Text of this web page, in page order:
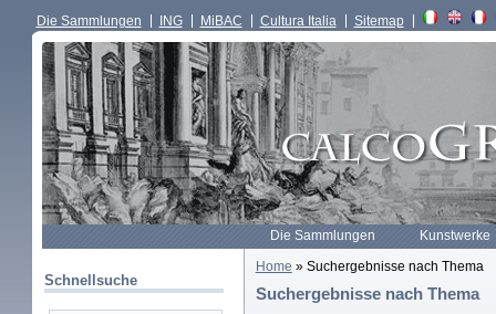
Die Sammlungen ING MiBAC Cultura Italia Sitemap
Die Sammlungen Kunstwerke
Schnellsuche
Home » Suchergebnisse nach Thema
Suchergebnisse nach Thema